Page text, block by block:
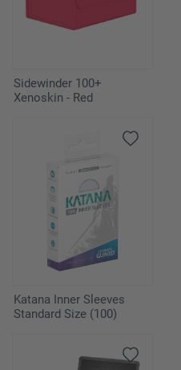
Sidewinder 100+
Xenoskin - Red
Katana Inner Sleeves
Standard Size (100)